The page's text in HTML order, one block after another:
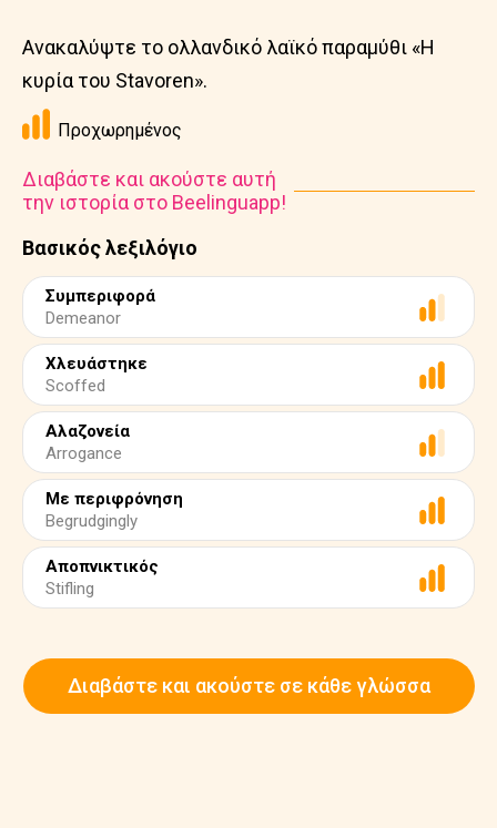
Βασικός λεξιλόγιο
Συμπεριφορά
Demeanor
Χλευάστηκε
Scoffed
Αλαζονεία
Arrogance
Με περιφρόνηση
Begrudgingly
Αποπνικτικός
Stifling
Ανακαλύψτε το ολλανδικό λαϊκό παραμύθι «Η
κυρία του Stavoren».
Προχωρημένος
Διαβάστε και ακούστε αυτή
την ιστορία στο Beelinguapp!
Διαβάστε και ακούστε σε κάθε γλώσσα